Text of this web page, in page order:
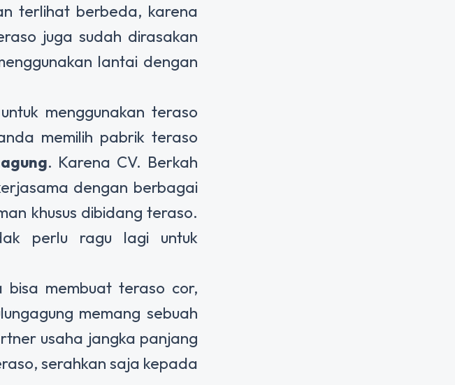
terlihat berbeda, karena
juga sudah dirasakan
lantai dengan
menggunakan teraso
memilih pabrik teraso
. Karena CV. Berkah
dengan berbagai
khusus dibidang teraso.
perlu ragu lagi untuk
membuat teraso cor,
memang sebuah
usaha jangka panjang
serahkan saja kepada